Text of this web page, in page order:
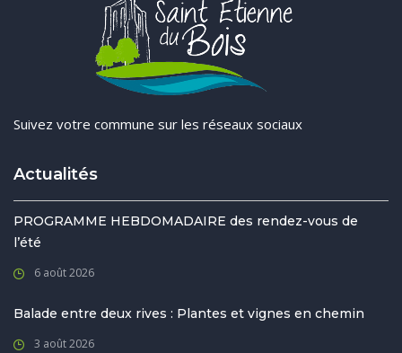
Suivez votre commune sur les réseaux sociaux
Actualités
PROGRAMME HEBDOMADAIRE des rendez-vous de
l’été
6 août 2026
Balade entre deux rives : Plantes et vignes en chemin
3 août 2026